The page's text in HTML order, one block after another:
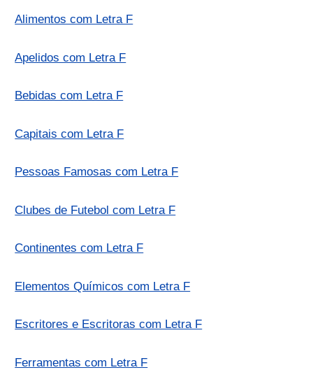
Alimentos com Letra F
Apelidos com Letra F
Bebidas com Letra F
Capitais com Letra F
Pessoas Famosas com Letra F
Clubes de Futebol com Letra F
Continentes com Letra F
Elementos Químicos com Letra F
Escritores e Escritoras com Letra F
Ferramentas com Letra F